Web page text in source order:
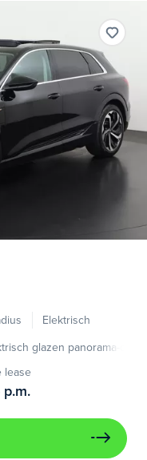
Elektrisch
glazen panorama-dak
lease
p.m.